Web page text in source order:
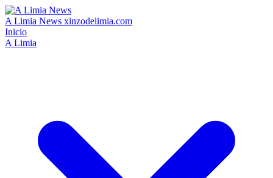
A Limia News xinzodelimia.com
Inicio
A Limia